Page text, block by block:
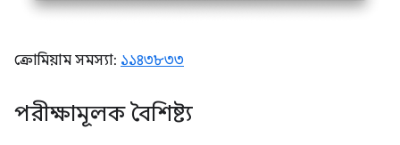
ক্রোমিয়াম সমস্যা: ১১৪৩৮৩৩
পরীক্ষামূলক বৈশিষ্ট্য